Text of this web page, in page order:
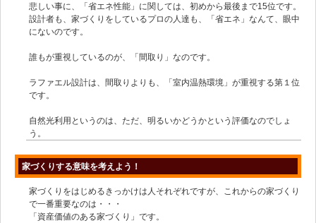
悲しい事に、「省エネ性能」に関しては、初めから最後まで15位です。
設計者も、家づくりをしているプロの人達も、「省エネ」なんて、眼中
にないのです。
誰もが重視しているのが、「間取り」なのです。
ラファエル設計は、間取りよりも、「室内温熱環境」が重視する第１位
です。
自然光利用というのは、ただ、明るいかどうかという評価なのでしょ
う。
家づくりする意味を考えよう！
家づくりをはじめるきっかけは人それぞれですが、これからの家づくり
で一番重要なのは・・・
「資産価値のある家づくり」です。